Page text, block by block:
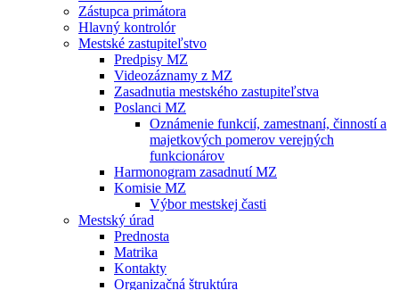
Zástupca primátora
Hlavný kontrolór
Mestské zastupiteľstvo
Predpisy MZ
Videozáznamy z MZ
Zasadnutia mestského zastupiteľstva
Poslanci MZ
Oznámenie funkcií, zamestnaní, činností a
majetkových pomerov verejných
funkcionárov
Harmonogram zasadnutí MZ
Komisie MZ
Výbor mestskej časti
Mestský úrad
Prednosta
Matrika
Kontakty
Organizačná štruktúra